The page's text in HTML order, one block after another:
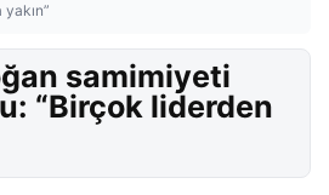
samimiyeti
“Birçok liderden